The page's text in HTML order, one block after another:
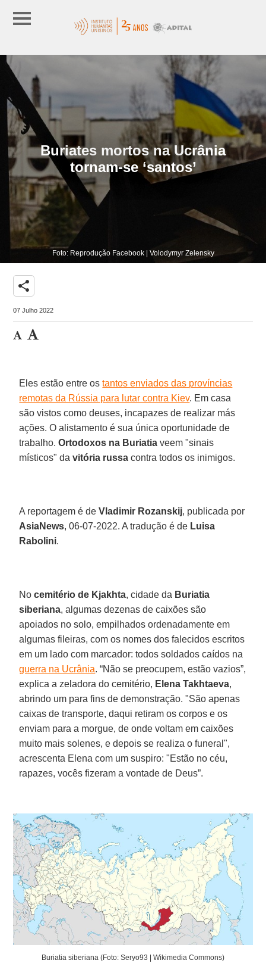
Buriates mortos na Ucrânia
tornam-se ‘santos’
Foto: Reprodução Facebook | Volodymyr Zelensky
share
07 Julho 2022
Eles estão entre ostantos enviados das províncias
remotas da Rússia para lutar contra Kiev. Em casa
são vistos como deuses, incapazes de realizar más
ações. O alistamento é sua única oportunidade de
trabalho.Ortodoxos na Buriatia veem "sinais
místicos" davitória russa contra todos os inimigos.
A reportagem é deVladimir Rozanskij, publicada por
AsiaNews, 06-07-2022. A tradução é de Luisa
Rabolini.
Nocemitério de Kjakhta, cidade da Buriatia
siberiana, algumas dezenas de caixões são
apoiados no solo, empilhados ordenadamente em
algumas fileiras, com os nomes dos falecidos escritos
em um lado com marcador: todos soldados caídos na
guerra na Ucrânia. “Não se preocupem, estão vazios”,
explica a zeladora do cemitério, Elena Takhtaeva,
abrindo um para fins de demonstração. "São apenas
caixas de transporte, daqui retiram os corpos e os
enviam para a morgue, de onde voltam em caixões
muito mais solenes, e depois se realiza o funeral",
acrescenta Elena com um suspiro: "Estão no céu,
rapazes, vocês fizeram a vontade de Deus”.
Buriatia siberiana (Foto: Seryo93 | Wikimedia Commons)